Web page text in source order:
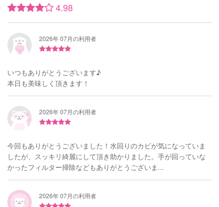
4.98
2026年 07月の利用者
いつもありがとうございます♪
本日も美味しく頂きます！
2026年 07月の利用者
今回もありがとうございました！水回りのカビが気になっていま
したが、スッキリ綺麗にして頂き助かりました。手が回っていな
かったフィルター掃除などもありがとうございま...
2026年 07月の利用者